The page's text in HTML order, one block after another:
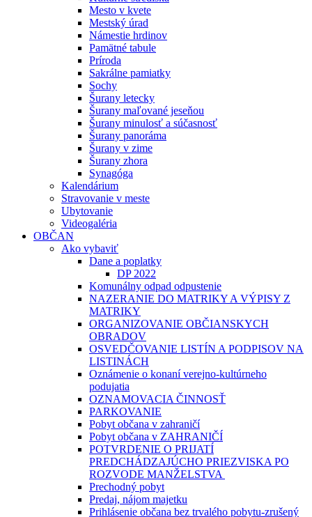
Mesto v kvete
Mestský úrad
Námestie hrdinov
Pamätné tabule
Príroda
Sakrálne pamiatky
Sochy
Šurany letecky
Šurany maľované jeseňou
Šurany minulosť a súčasnosť
Šurany panoráma
Šurany v zime
Šurany zhora
Synagóga
Kalendárium
Stravovanie v meste
Ubytovanie
Videogaléria
OBČAN
Ako vybaviť
Dane a poplatky
DP 2022
Komunálny odpad odpustenie
NAZERANIE DO MATRIKY A VÝPISY Z
MATRIKY
ORGANIZOVANIE OBČIANSKYCH
OBRADOV
OSVEDČOVANIE LISTÍN A PODPISOV NA
LISTINÁCH
Oznámenie o konaní verejno-kultúrneho
podujatia
OZNAMOVACIA ČINNOSŤ
PARKOVANIE
Pobyt občana v zahraničí
Pobyt občana v ZAHRANIČÍ
POTVRDENIE O PRIJATÍ
PREDCHÁDZAJÚCHO PRIEZVISKA PO
ROZVODE MANŽELSTVA
Prechodný pobyt
Predaj, nájom majetku
Prihlásenie občana bez trvalého pobytu-zrušený